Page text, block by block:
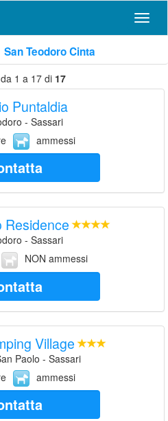
San Teodoro Cinta
1 a 17 di 17
Puntaldia
- Sassari
ammessi
Residence
- Sassari
NON ammessi
Village
Paolo - Sassari
ammessi